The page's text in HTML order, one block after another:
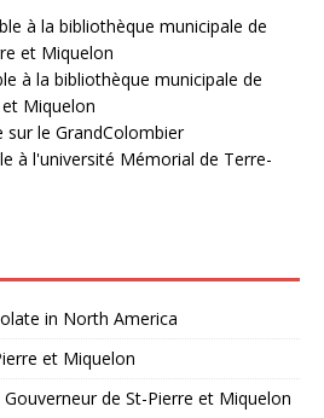
à la bibliothèque municipale de
et Miquelon
à la bibliothèque municipale de
Miquelon
sur le GrandColombier
à l'université Mémorial de Terre-
in North America
et Miquelon
de St-Pierre et Miquelon